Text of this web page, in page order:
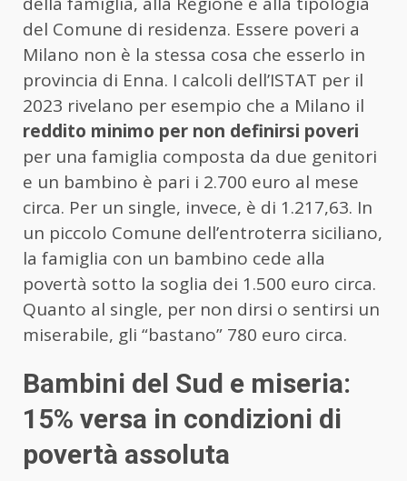
del Comune di residenza. Essere poveri a
Milano non è la stessa cosa che esserlo in
provincia di Enna. I calcoli dell’ISTAT per il
2023 rivelano per esempio che a Milano il
reddito minimo per non definirsi poveri
per una famiglia composta da due genitori
e un bambino è pari i 2.700 euro al mese
circa. Per un single, invece, è di 1.217,63. In
un piccolo Comune dell’entroterra siciliano,
la famiglia con un bambino cede alla
povertà sotto la soglia dei 1.500 euro circa.
Quanto al single, per non dirsi o sentirsi un
miserabile, gli “bastano” 780 euro circa.
Bambini del Sud e miseria:
15% versa in condizioni di
povertà assoluta